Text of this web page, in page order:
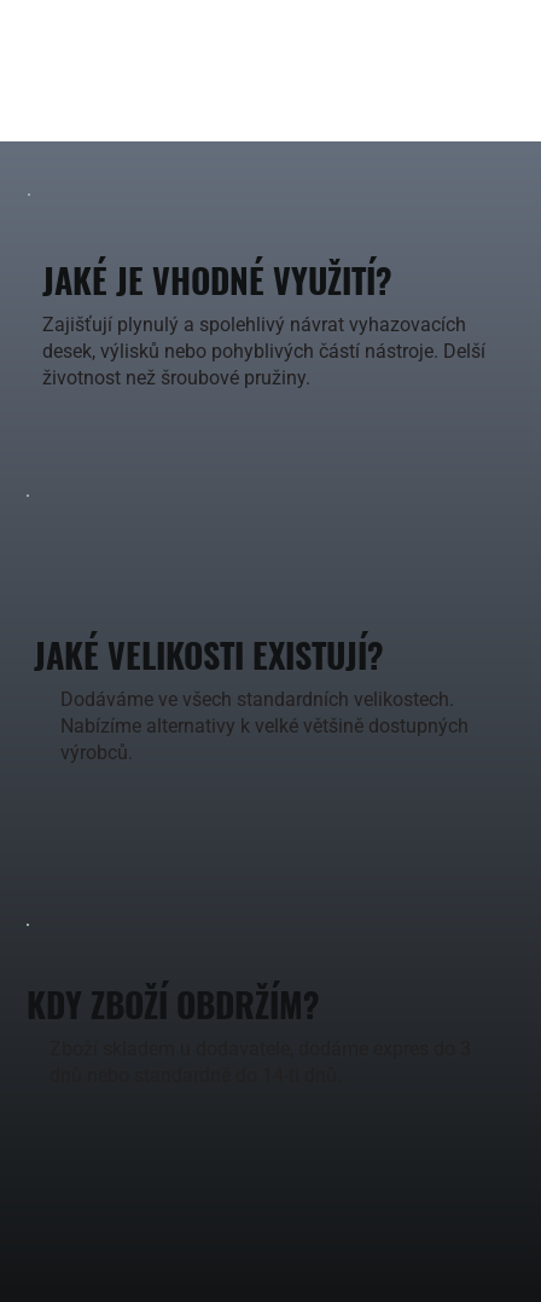
JAKÉ JE VHODNÉ VYUŽITÍ?
Zajišťují plynulý a spolehlivý návrat vyhazovacích
desek, výlisků nebo pohyblivých částí nástroje. Delší
životnost než šroubové pružiny.
JAKÉ VELIKOSTI EXISTUJÍ?
Dodáváme ve všech standardních velikostech.
Nabízíme alternativy k velké většině dostupných
výrobců.
KDY ZBOŽÍ OBDRŽÍM?